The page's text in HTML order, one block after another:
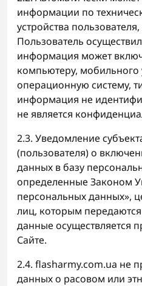
информации по
устройства
Пользователь
информация может
компьютеру, мобильного
операционную систему,
информация не
не является
2.3. Уведомление
(пользователя) о
данных в базу
определенные Законом
персональных данных»,
лиц, которым
данные осуществляется
Сайте.
2.4. flasharmy.com.ua не
данных о расовом или